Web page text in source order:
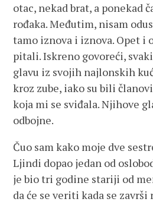
otac, nekad brat, a ponekad
rođaka. Međutim, nisam
tamo iznova i iznova. Opet i
pitali. Iskreno govoreći,
glavu iz svojih najlonskih
kroz zube, iako su bili
koja mi se sviđala. Njihove
odbojne.
Čuo sam kako moje dve
Ljindi dopao jedan od
je bio tri godine stariji od
da će se veriti kada se završi